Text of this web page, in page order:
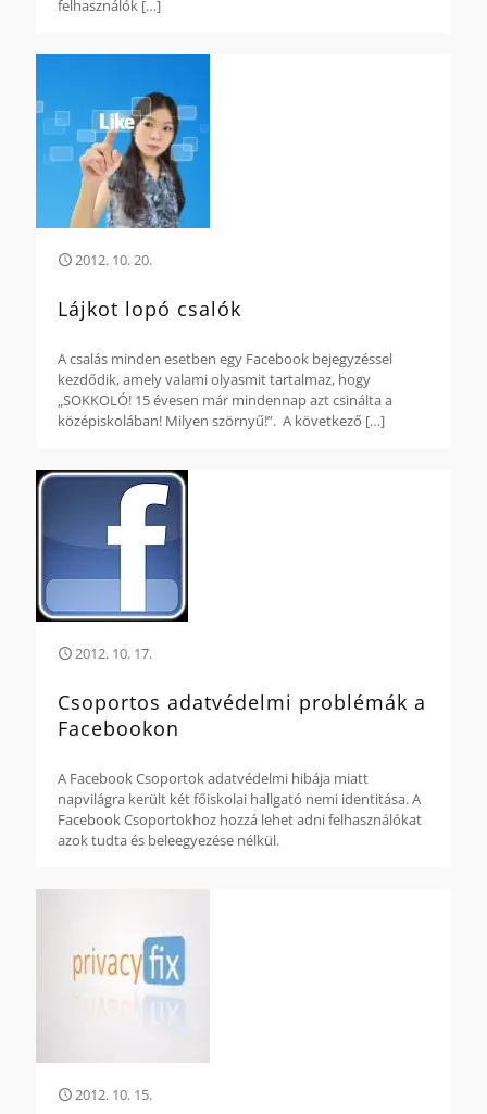
felhasználók […]
2012. 10. 20.
Lájkot lopó csalók
A csalás minden esetben egy Facebook bejegyzéssel
kezdődik, amely valami olyasmit tartalmaz, hogy
„SOKKOLÓ! 15 évesen már mindennap azt csinálta a
középiskolában! Milyen szörnyű!”. A következő […]
2012. 10. 17.
Csoportos adatvédelmi problémák a
Facebookon
A Facebook Csoportok adatvédelmi hibája miatt
napvilágra került két főiskolai hallgató nemi identitása. A
Facebook Csoportokhoz hozzá lehet adni felhasználókat
azok tudta és beleegyezése nélkül.
2012. 10. 15.